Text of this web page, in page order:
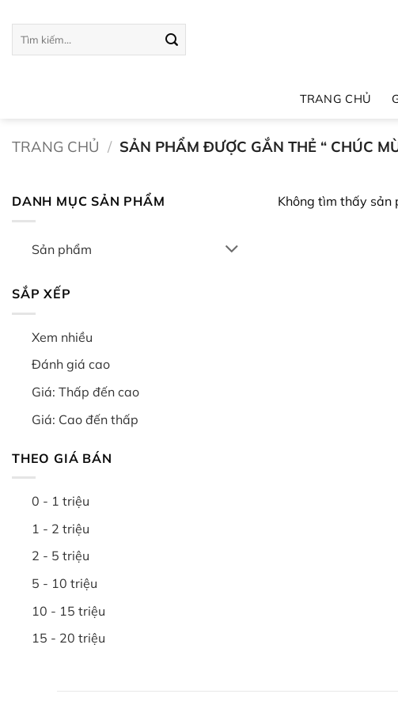
qua
kiếm:
TRANG CHỦ
TRANG CHỦ / SẢN PHẨM ĐƯỢC GẮN THẺ “ CHÚC
DANH MỤC SẢN PHẨM
Sản phẩm
SẮP XẾP
Xem nhiều
Đánh giá cao
Giá: Thấp đến cao
Giá: Cao đến thấp
THEO GIÁ BÁN
0 - 1 triệu
1 - 2 triệu
2 - 5 triệu
5 - 10 triệu
10 - 15 triệu
15 - 20 triệu
Không tìm thấy sản